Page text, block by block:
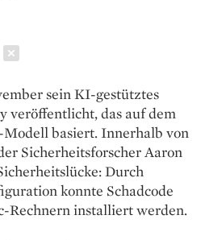
sein KI-gestütztes
veröffentlicht, das auf dem
basiert. Innerhalb von
Sicherheitsforscher Aaron
Durch
konnte Schadcode
Rechnern installiert werden.